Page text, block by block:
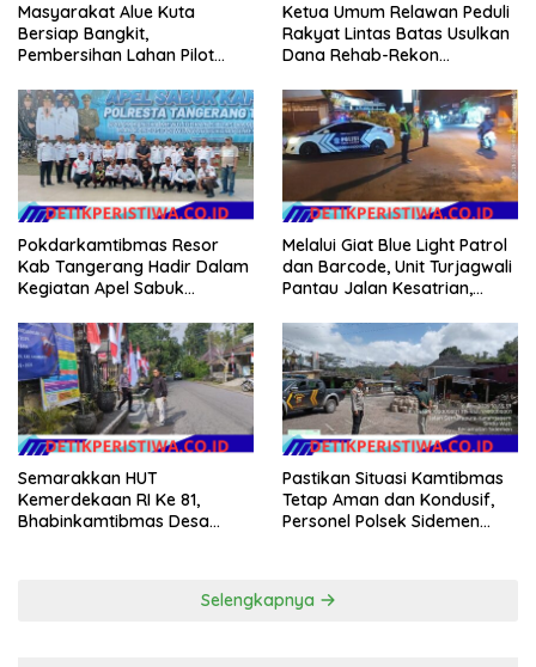
Masyarakat Alue Kuta
Bersiap Bangkit,
Pembersihan Lahan Pilot
Tanah Dimulai Sabtu
Ketua Umum Relawan Peduli
Rakyat Lintas Batas Usulkan
Dana Rehab-Rekon
Dikelola Langsung
Pemerintah Pusat
Pokdarkamtibmas Resor
Kab Tangerang Hadir Dalam
Kegiatan Apel Sabuk
Tangerang Tahun 2026
Melalui Giat Blue Light Patrol
dan Barcode, Unit Turjagwali
Pantau Jalan Kesatrian,
Semarakkan HUT
Kemerdekaan RI Ke 81,
Bhabinkamtibmas Desa
Pastikan Situasi Kamtibmas
Tetap Aman dan Kondusif,
Personel Polsek Sidemen
Selengkapnya